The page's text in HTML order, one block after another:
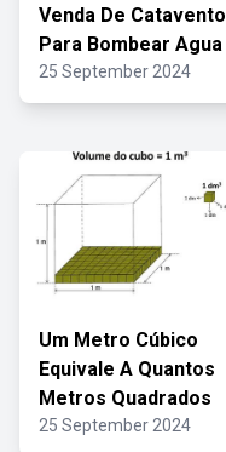
Venda De Catavento
Para Bombear Agua
25 September 2024
Um Metro Cúbico
Equivale A Quantos
Metros Quadrados
25 September 2024